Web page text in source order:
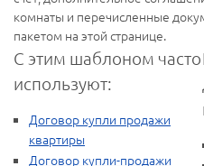
комнаты и перечисленные
пакетом на этой странице.
С этим шаблоном часто
используют:
Договор купли продажи
квартиры
Договор купли-продажи